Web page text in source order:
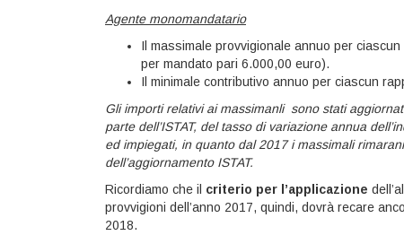
Agente monomandatario
Il massimale provvigionale annuo per
per mandato pari 6.000,00 euro).
Il minimale contributivo annuo per ciascun
Gli importi relativi ai massimanli sono stati
parte dell’ISTAT, del tasso di variazione annua
ed impiegati, in quanto dal 2017 i massimali
dell’aggiornamento ISTAT.
Ricordiamo che il criterio per l’applicazione
provvigioni dell’anno 2017, quindi, dovrà recare
2018.